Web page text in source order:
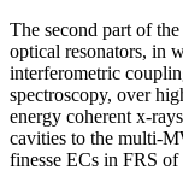
The second part of
optical resonators, in
interferometric
spectroscopy, over
energy coherent x-
cavities to the multi-
finesse ECs in FRS of